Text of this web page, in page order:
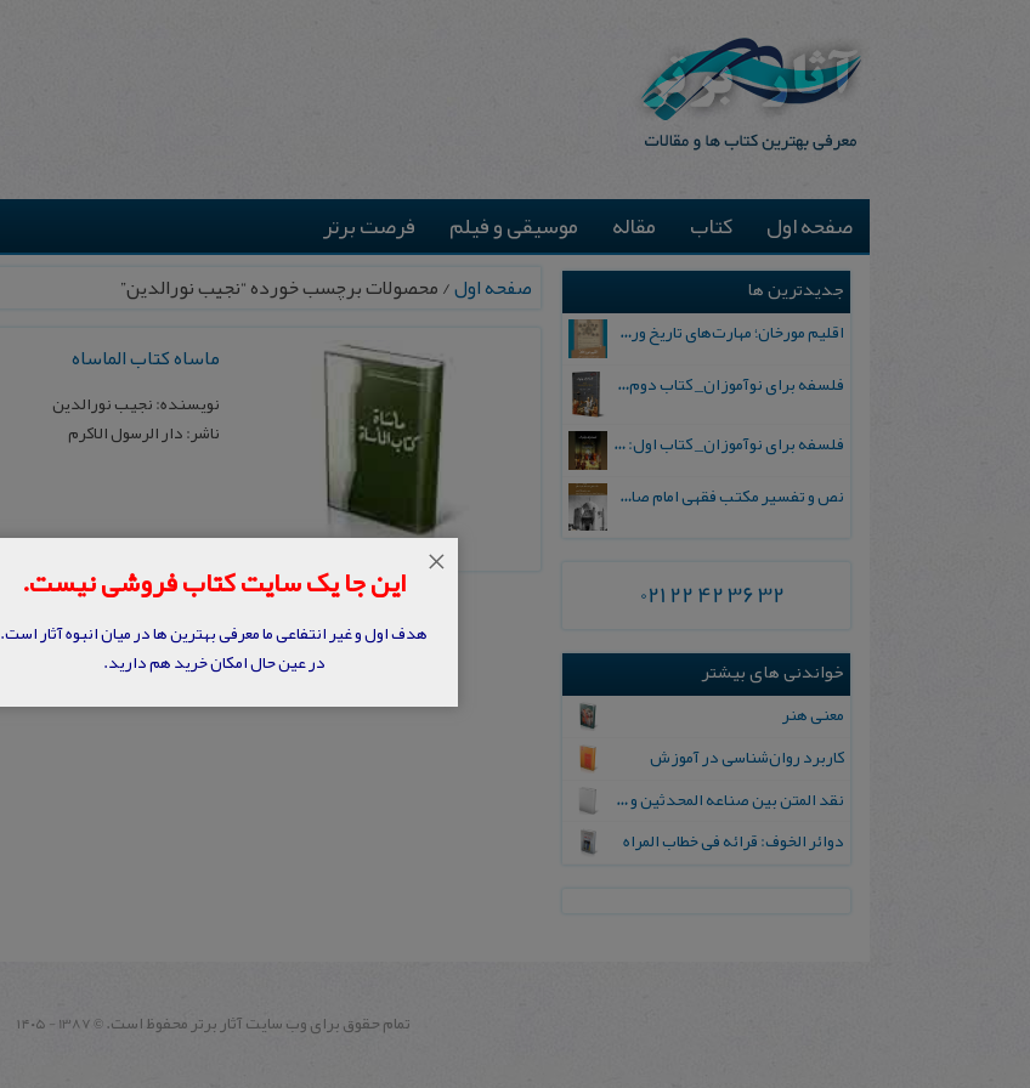
صفحه اول کتاب مقاله موسیقی و فیلم فرصت برتر
صفحه اول/ محصولات برچسب خورده “نجیب نورالدین”
ماساه کتاب الماساه
نویسنده: نجیب نورالدین
ناشر: دار الرسول الاکرم
جدیدترین ها
اقلیم مورخان؛ مهارت‌های تاریخ ورزی علمی
فلسفه برای نوآموزان_ کتاب دوم: پرسش درباره واقعیت و معرفت
فلسفه برای نوآموزان_ کتاب اول: تردید در باورهای رایج
نص و تفسیر مکتب فقهی امام صادق علیه السلام
021 22 42 36 32
خواندنی های بیشتر
معنی هنر
کاربرد روان‌شناسی در آموزش
نقد المتن بین صناعه المحدثین و مطاعن المستشرقین
دوائر الخوف: قرائه فی خطاب المراه
این جا یک سایت کتاب فروشی نیست.
هدف اول و غیر انتفاعی ما معرفی بهترین ها در میان انبوه آثار است.
در عین حال امکان خرید هم دارید.
×
تمام حقوق برای وب سايت آثار برتر محفوظ است. ©